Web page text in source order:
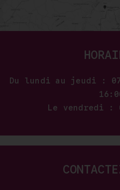
Du lundi au jeudi :
Le vendredi :